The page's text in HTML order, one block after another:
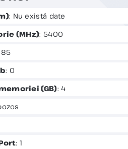
: Nu există date
(MHz): 5400
: 0
(GB): 4
: 1